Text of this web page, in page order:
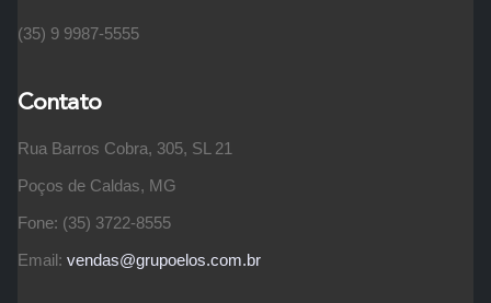
(35) 9 9987-5555
Contato
Rua Barros Cobra, 305, SL 21
Poços de Caldas, MG
Fone: (35) 3722-8555
Email: vendas@grupoelos.com.br